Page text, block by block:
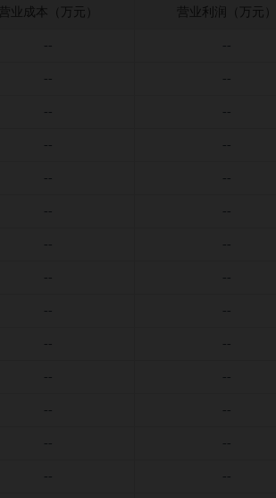
营业成本（万元） 营业利润（万元）
-- --
-- --
-- --
-- --
-- --
-- --
-- --
-- --
-- --
-- --
-- --
-- --
-- --
-- --